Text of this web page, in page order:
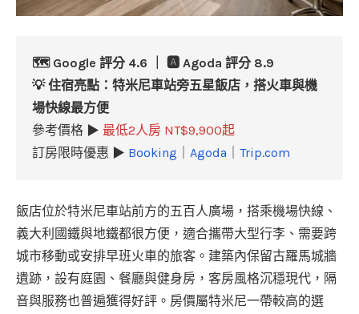
🗺️ Google 評分 4.6 ｜ 🅰️ Agoda 評分 8.9
💡 住宿亮點：特米尼車站旁五星飯店，搭火車與機
場快線最方便
參考價格 ▶ 最低2人房 NT$9,900起
訂房限時優惠 ▶ Booking Agoda Trip.com
飯店位於特米尼車站前方的五百人廣場，搭乘機場快線、
義大利國鐵與地鐵都很方便，適合攜帶大型行李、需要跨
城市移動或安排早班火車的旅客。建築內保留古羅馬城牆
遺跡，設有庭園、餐廳與健身房，客房風格沉穩現代，隔
音與服務也普遍獲得好評。房價屬特米尼一帶較高的選